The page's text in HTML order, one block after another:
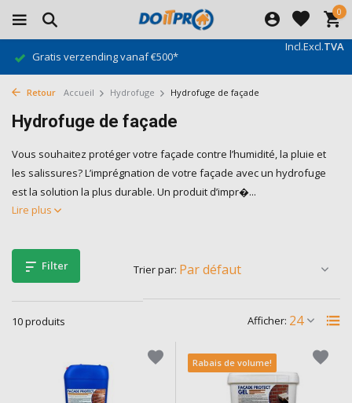
0
Incl.Excl.TVA
Gratis verzending vanaf €500*
Retour Accueil Hydrofuge Hydrofuge de façade
Hydrofuge de façade
Vous souhaitez protéger votre façade contre l’humidité, la pluie et
les salissures? L’imprégnation de votre façade avec un hydrofuge
est la solution la plus durable. Un produit d’impr�...
Lire plus
Filter
10 produits Afficher:
Trier par:
Rabais de volume!